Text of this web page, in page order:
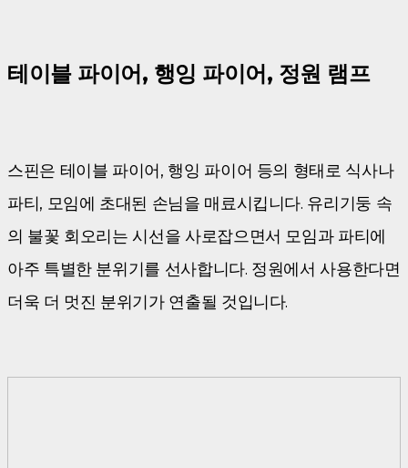
테이블 파이어, 행잉 파이어, 정원 램프
스핀은 테이블 파이어, 행잉 파이어 등의 형태로 식사나
파티, 모임에 초대된 손님을 매료시킵니다. 유리기둥 속
의 불꽃 회오리는 시선을 사로잡으면서 모임과 파티에
아주 특별한 분위기를 선사합니다. 정원에서 사용한다면
더욱 더 멋진 분위기가 연출될 것입니다.